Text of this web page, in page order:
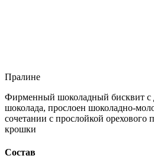
Пралине
Фирменный шоколадный бисквит с
шоколада, прослоен шоколадно-
сочетании с прослойкой орехового
крошки
Состав